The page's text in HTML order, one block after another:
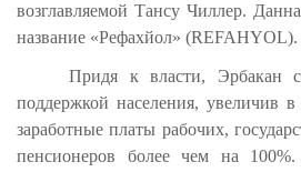
возглавляемой Тансу Чиллер.
название «Рефахйол» (REFAHYOL).
Придя к власти, Эрбакан
поддержкой населения, увеличив в
заработные платы рабочих,
пенсионеров более чем на